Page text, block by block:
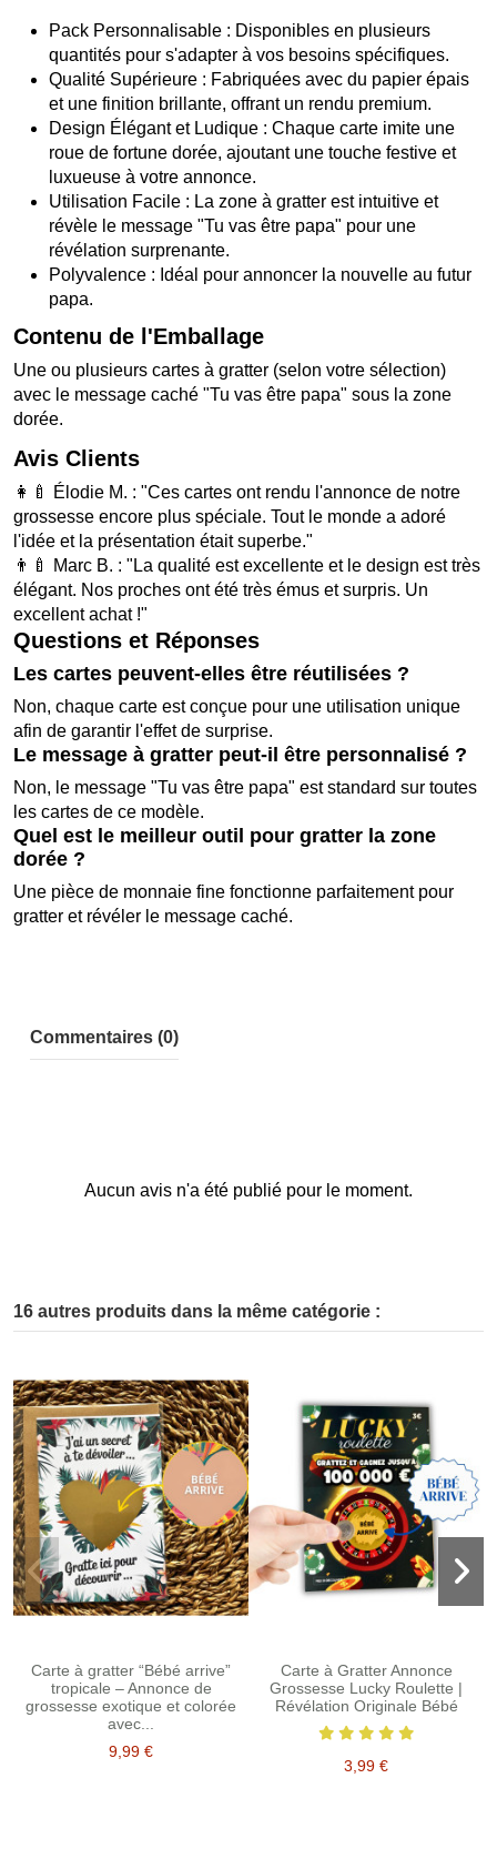
Pack Personnalisable : Disponibles en plusieurs
quantités pour s'adapter à vos besoins spécifiques.
Qualité Supérieure : Fabriquées avec du papier épais
et une finition brillante, offrant un rendu premium.
Design Élégant et Ludique : Chaque carte imite une
roue de fortune dorée, ajoutant une touche festive et
luxueuse à votre annonce.
Utilisation Facile : La zone à gratter est intuitive et
révèle le message "Tu vas être papa" pour une
révélation surprenante.
Polyvalence : Idéal pour annoncer la nouvelle au futur
papa.
Contenu de l'Emballage
Une ou plusieurs cartes à gratter (selon votre sélection)
avec le message caché "Tu vas être papa" sous la zone
dorée.
Avis Clients
👩‍🍼 Élodie M. : "Ces cartes ont rendu l'annonce de notre
grossesse encore plus spéciale. Tout le monde a adoré
l'idée et la présentation était superbe."
👨‍🍼 Marc B. : "La qualité est excellente et le design est très
élégant. Nos proches ont été très émus et surpris. Un
excellent achat !"
Questions et Réponses
Les cartes peuvent-elles être réutilisées ?
Non, chaque carte est conçue pour une utilisation unique
afin de garantir l'effet de surprise.
Le message à gratter peut-il être personnalisé ?
Non, le message "Tu vas être papa" est standard sur toutes
les cartes de ce modèle.
Quel est le meilleur outil pour gratter la zone
dorée ?
Une pièce de monnaie fine fonctionne parfaitement pour
gratter et révéler le message caché.
Commentaires (0)
Aucun avis n'a été publié pour le moment.
16 autres produits dans la même catégorie :
Carte à gratter “Bébé arrive”
tropicale – Annonce de
grossesse exotique et colorée
avec...
9,99 €
Carte à Gratter Annonce
Grossesse Lucky Roulette |
Révélation Originale Bébé
3,99 €